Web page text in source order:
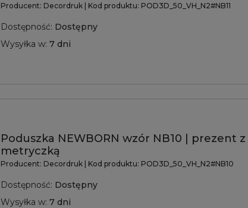
Producent: Decordruk | Kod produktu: POD3D_50_VH_N2#NB11
Dostępność: Dostępny
Wysyłka w: 7 dni
Poduszka NEWBORN wzór NB10 | prezent z
metryczką
Producent: Decordruk | Kod produktu: POD3D_50_VH_N2#NB10
Dostępność: Dostępny
Wysyłka w: 7 dni